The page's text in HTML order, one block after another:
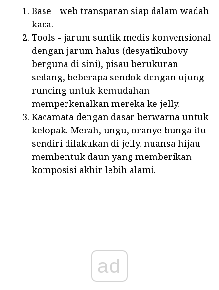
Base - web transparan siap dalam wadah
kaca.
Tools - jarum suntik medis konvensional
dengan jarum halus (desyatikubovy
berguna di sini), pisau berukuran
sedang, beberapa sendok dengan ujung
runcing untuk kemudahan
memperkenalkan mereka ke jelly.
Kacamata dengan dasar berwarna untuk
kelopak. Merah, ungu, oranye bunga itu
sendiri dilakukan di jelly. nuansa hijau
membentuk daun yang memberikan
komposisi akhir lebih alami.
ad